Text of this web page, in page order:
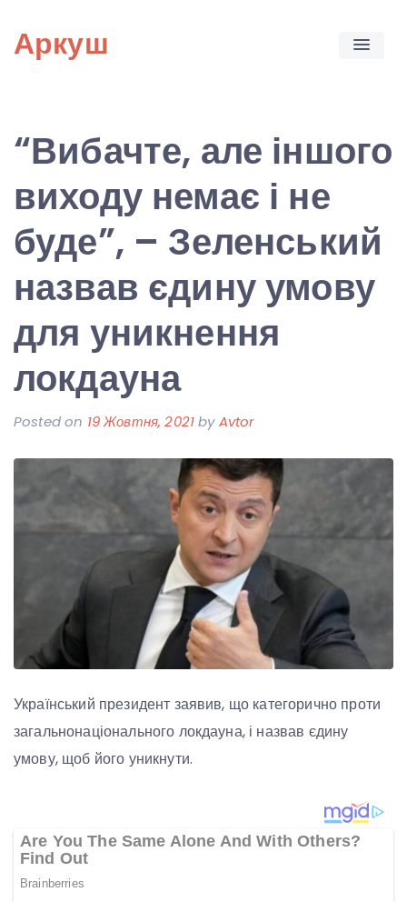
content
Аркуш
“Вибачте, але іншого
виходу немає і не
буде”, – Зеленський
назвав єдину умову
для уникнення
локдауна
Posted on 19 Жовтня, 2021byAvtor
Український президент заявив, що категорично проти
загальнонаціонального локдауна, і назвав єдину
умову, щоб його уникнути.